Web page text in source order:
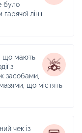
було
лінії
що мають
з
засобами,
що містять
чек із